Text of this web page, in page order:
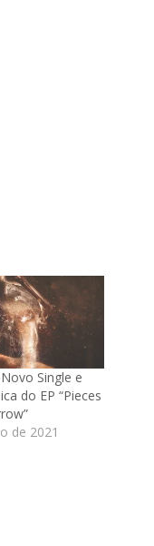
Single e
do EP “Pieces
de 2021